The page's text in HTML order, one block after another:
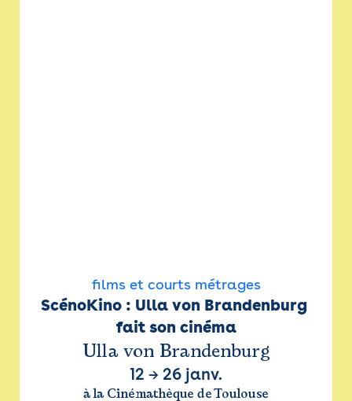
films et courts métrages
ScénoKino : Ulla von Brandenburg
fait son cinéma
Ulla von Brandenburg
12 → 26 janv.
à la Cinémathèque de Toulouse